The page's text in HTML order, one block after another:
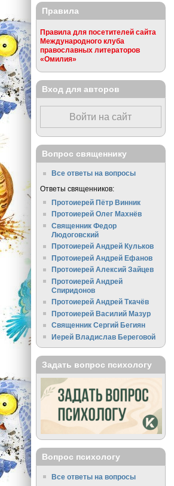
Правила
Правила для посетителей сайта
Международного клуба
православных литераторов
«Омилия»
Вход для авторов
Войти на сайт
Вопрос священнику
Все ответы на вопросы
Ответы священников:
Протоиерей Пётр Винник
Протоиерей Олег Махнёв
Священник Федор
Людоговский
Протоиерей Андрей Кульков
Протоиерей Андрей Ефанов
Протоиерей Алексий Зайцев
Протоиерей Андрей
Спиридонов
Протоиерей Андрей Ткачёв
Протоиерей Василий Мазур
Священник Сергий Бегиян
Иерей Владислав Береговой
Задать вопрос психологу
Вопрос психологу
Все ответы на вопросы